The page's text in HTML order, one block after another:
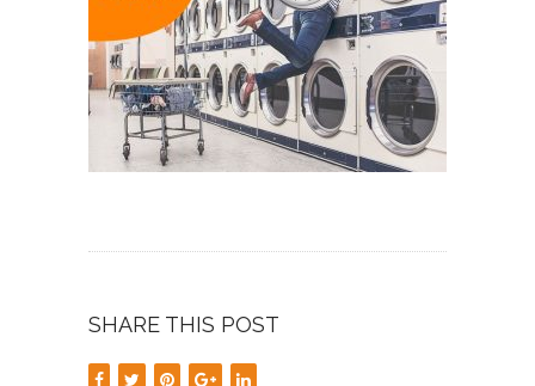
SHARE THIS POST